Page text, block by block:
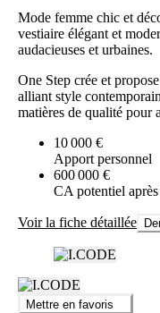
Mode femme chic et
vestiaire élégant et
audacieuses et urbaines.
One Step crée et
alliant style
matières de qualité pour
10 000 €
Apport personnel
600 000 €
CA potentiel
Voir la fiche détaillée
Mettre en favoris